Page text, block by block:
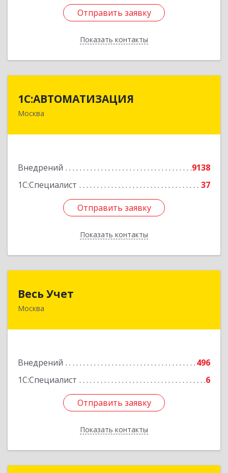
Отправить заявку
Показать контакты
Отправить заявку
Назад
1С:АВТОМАТИЗАЦИЯ
Москва
Внедрений
9138
1С:Специалист
37
Отправить заявку
Показать контакты
111024, Москва г, Энтузиастов 1-я ул, дом №
Отправить заявку
Назад
Весь Учет
Москва
Внедрений
496
1С:Специалист
6
Отправить заявку
Показать контакты
109004, Москва г, Николоямская ул, дом № 52,
Отправить заявку
Назад